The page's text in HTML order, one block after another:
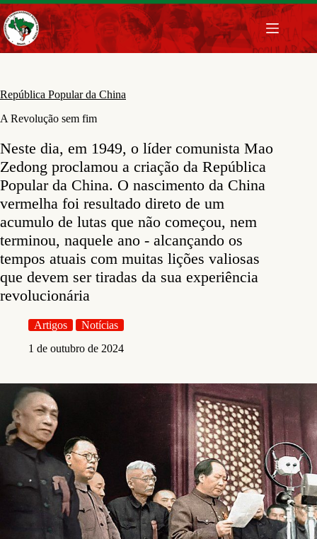
Pular
para
o
conteúdo
República Popular da China
A Revolução sem fim
Neste dia, em 1949, o líder comunista Mao
Zedong proclamou a criação da República
Popular da China. O nascimento da China
vermelha foi resultado direto de um
acumulo de lutas que não começou, nem
terminou, naquele ano - alcançando os
tempos atuais com muitas lições valiosas
que devem ser tiradas da sua experiência
revolucionária
Artigos
Notícias
1 de outubro de 2024